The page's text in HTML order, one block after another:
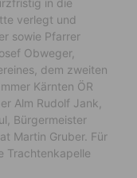
in die
verlegt und
sowie Pfarrer
Obweger,
dem zweiten
Kärnten ÖR
Alm Rudolf Jank,
Bürgermeister
Martin Gruber. Für
Trachtenkapelle